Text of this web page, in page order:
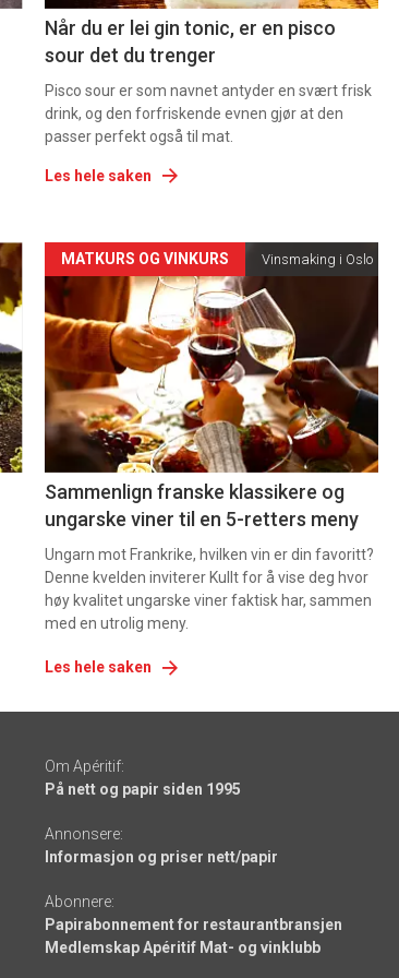
Når du er lei gin tonic, er en pisco
sour det du trenger
Pisco sour er som navnet antyder en svært frisk
drink, og den forfriskende evnen gjør at den
passer perfekt også til mat.
Les hele saken
Forsiden
akkurat
nå
-
5
MATKURS OG VINKURS Vinsmaking i Oslo
Sammenlign franske klassikere og
ungarske viner til en 5-retters meny
Ungarn mot Frankrike, hvilken vin er din favoritt?
Denne kvelden inviterer Kullt for å vise deg hvor
høy kvalitet ungarske viner faktisk har, sammen
med en utrolig meny.
Les hele saken
Om Apéritif:
På nett og papir siden 1995
Annonsere:
Informasjon og priser nett/papir
Abonnere:
Papirabonnement for restaurantbransjen
Medlemskap Apéritif Mat- og vinklubb